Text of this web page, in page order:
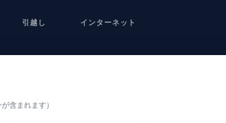
引越し インターネット
含まれます）